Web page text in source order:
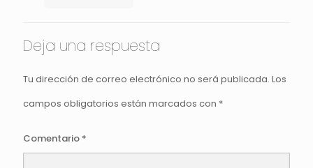
Deja una respuesta
Tu dirección de correo electrónico no será publicada. Los
campos obligatorios están marcados con *
Comentario *